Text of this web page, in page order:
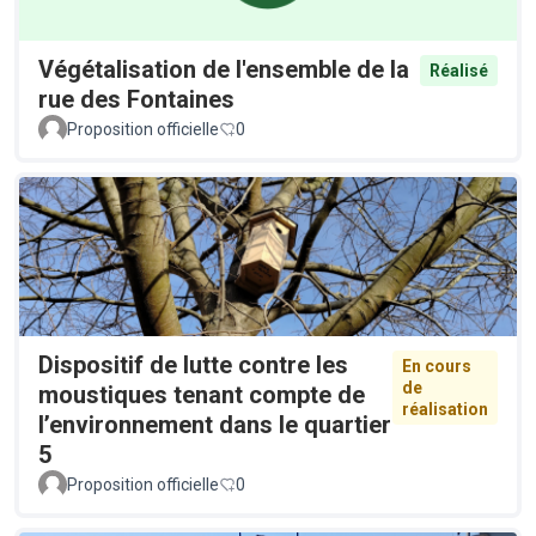
Végétalisation de l'ensemble de la
rue des Fontaines
Réalisé
Proposition officielle 0
Dispositif de lutte contre les
moustiques tenant compte de
l’environnement dans le quartier
5
En cours
de
réalisation
Proposition officielle 0